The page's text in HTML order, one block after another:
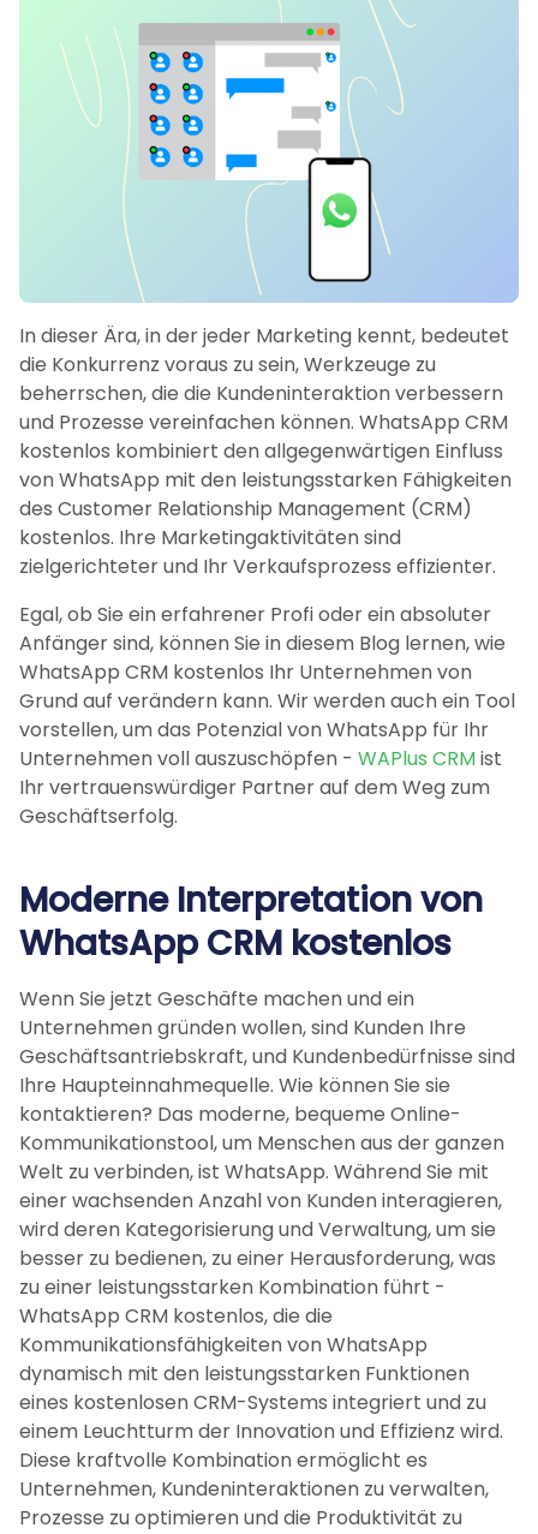
In dieser Ära, in der jeder Marketing kennt, bedeutet
die Konkurrenz voraus zu sein, Werkzeuge zu
beherrschen, die die Kundeninteraktion verbessern
und Prozesse vereinfachen können. WhatsApp CRM
kostenlos kombiniert den allgegenwärtigen Einfluss
von WhatsApp mit den leistungsstarken Fähigkeiten
des Customer Relationship Management (CRM)
kostenlos. Ihre Marketingaktivitäten sind
zielgerichteter und Ihr Verkaufsprozess effizienter.
Egal, ob Sie ein erfahrener Profi oder ein absoluter
Anfänger sind, können Sie in diesem Blog lernen, wie
WhatsApp CRM kostenlos Ihr Unternehmen von
Grund auf verändern kann. Wir werden auch ein Tool
vorstellen, um das Potenzial von WhatsApp für Ihr
Unternehmen voll auszuschöpfen - WAPlus CRMist
Ihr vertrauenswürdiger Partner auf dem Weg zum
Geschäftserfolg.
Moderne Interpretation von
WhatsApp CRM kostenlos
Wenn Sie jetzt Geschäfte machen und ein
Unternehmen gründen wollen, sind Kunden Ihre
Geschäftsantriebskraft, und Kundenbedürfnisse sind
Ihre Haupteinnahmequelle. Wie können Sie sie
kontaktieren? Das moderne, bequeme Online-
Kommunikationstool, um Menschen aus der ganzen
Welt zu verbinden, ist WhatsApp. Während Sie mit
einer wachsenden Anzahl von Kunden interagieren,
wird deren Kategorisierung und Verwaltung, um sie
besser zu bedienen, zu einer Herausforderung, was
zu einer leistungsstarken Kombination führt -
WhatsApp CRM kostenlos, die die
Kommunikationsfähigkeiten von WhatsApp
dynamisch mit den leistungsstarken Funktionen
eines kostenlosen CRM-Systems integriert und zu
einem Leuchtturm der Innovation und Effizienz wird.
Diese kraftvolle Kombination ermöglicht es
Unternehmen, Kundeninteraktionen zu verwalten,
Prozesse zu optimieren und die Produktivität zu